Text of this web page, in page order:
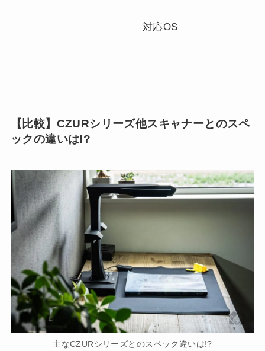
対応OS
【比較】CZURシリーズ他スキャナーとのスペ
ックの違いは!?
主なCZURシリーズとのスペック違いは!?